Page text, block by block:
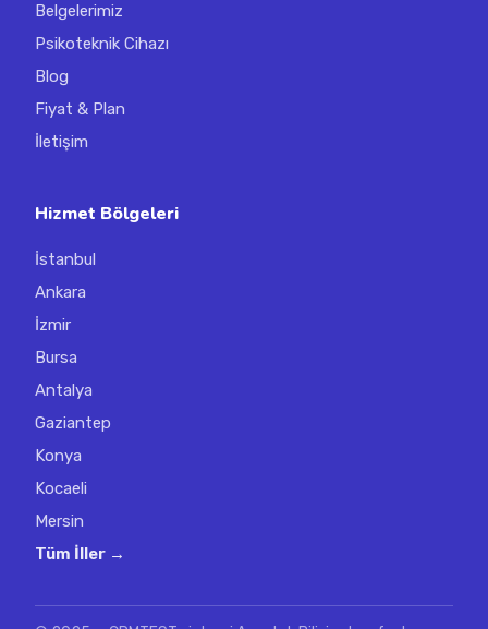
Belgelerimiz
Psikoteknik Cihazı
Blog
Fiyat & Plan
İletişim
Hizmet Bölgeleri
İstanbul
Ankara
İzmir
Bursa
Antalya
Gaziantep
Konya
Kocaeli
Mersin
Tüm İller →